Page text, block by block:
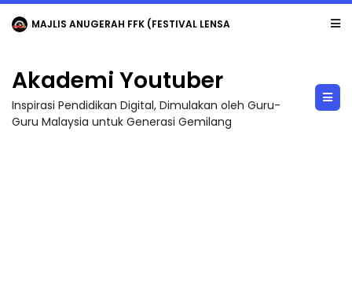
LIVE 🔴 [LIVE] MATEMATIK SR, WANG TAHUN 6 OLEH CIKGU ANITA #ALLINONE #141 #...
Akademi Youtuber
Inspirasi Pendidikan Digital, Dimulakan oleh Guru-
Guru Malaysia untuk Generasi Gemilang